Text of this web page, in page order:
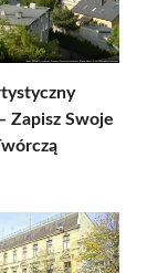
Zapisz Swoje